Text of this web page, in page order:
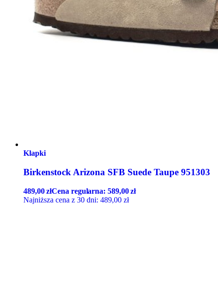
Klapki
Birkenstock Arizona SFB Suede Taupe 951303
489,00złCena regularna:589,00zł
Najniższa cena z 30 dni: 489,00 zł